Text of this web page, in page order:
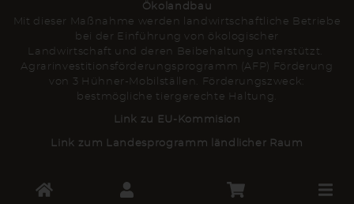
Ökolandbau
Mit dieser Maßnahme werden landwirtschaftliche Betriebe
bei der Einführung von ökologischer
Landwirtschaft und deren Beibehaltung unterstützt.
Agrarinvestitionsförderungsprogramm (AFP) Förderung
von 3 Hühner-Mobilställen. Förderungszweck:
bestmögliche tiergerechte Haltung.
Link zu EU-Kommision
Link zum Landesprogramm ländlicher Raum
Toggle